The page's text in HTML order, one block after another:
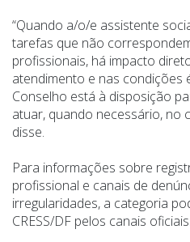
“Quando a/o/e assistente
tarefas que não
profissionais, há impacto
atendimento e nas condições
Conselho está à disposição
atuar, quando necessário, no
disse.
Para informações sobre
profissional e canais de
irregularidades, a categoria
CRESS/DF pelos canais oficiais.